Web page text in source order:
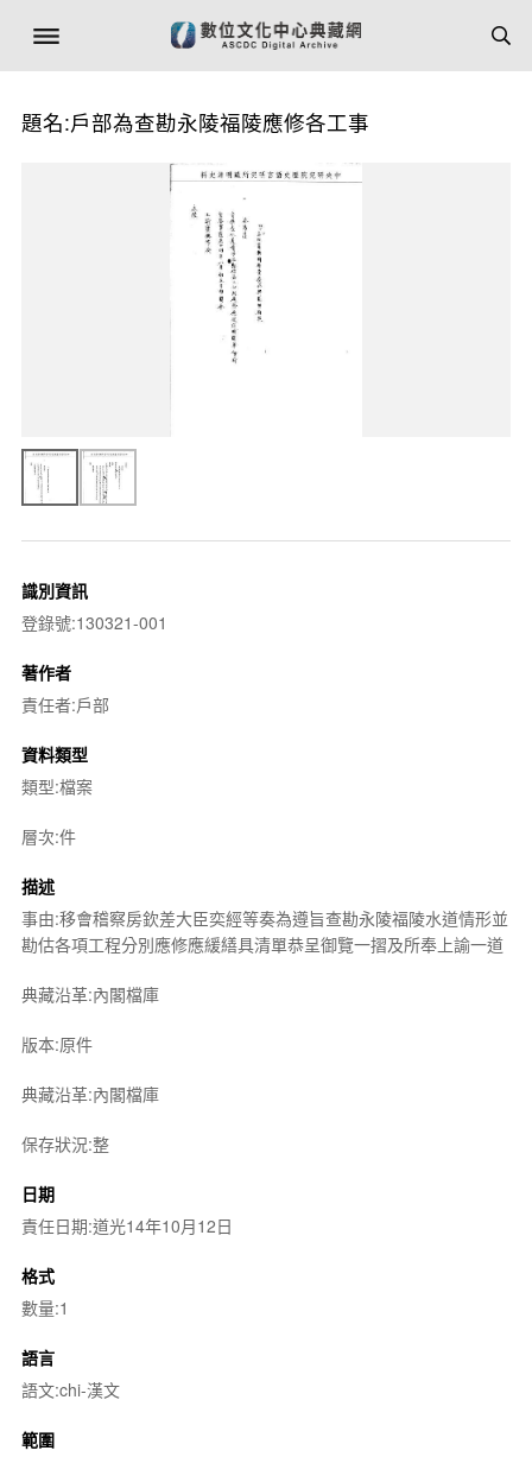
題名:戶部為查勘永陵福陵應修各工事
識別資訊
登錄號:130321-001
著作者
責任者:戶部
資料類型
類型:檔案
層次:件
描述
事由:移會稽察房欽差大臣奕經等奏為遵旨查勘永陵福陵水道情形並
勘估各項工程分別應修應緩繕具清單恭呈御覽一摺及所奉上諭一道
典藏沿革:內閣檔庫
版本:原件
典藏沿革:內閣檔庫
保存狀況:整
日期
責任日期:道光14年10月12日
格式
數量:1
語言
語文:chi-漢文
範圍